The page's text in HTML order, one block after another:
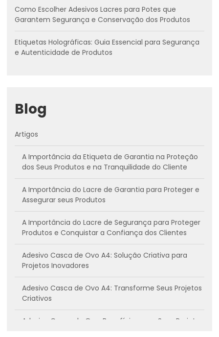
Como Escolher Adesivos Lacres para Potes que
Garantem Segurança e Conservação dos Produtos
Etiquetas Holográficas: Guia Essencial para Segurança
e Autenticidade de Produtos
Blog
Artigos
A Importância da Etiqueta de Garantia na Proteção
dos Seus Produtos e na Tranquilidade do Cliente
A Importância do Lacre de Garantia para Proteger e
Assegurar seus Produtos
A Importância do Lacre de Segurança para Proteger
Produtos e Conquistar a Confiança dos Clientes
Adesivo Casca de Ovo A4: Solução Criativa para
Projetos Inovadores
Adesivo Casca de Ovo A4: Transforme Seus Projetos
Criativos
Adesivo Casca de Ovo: Benefícios para Seus Projetos